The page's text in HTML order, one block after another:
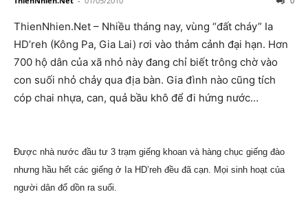
ThienNhien.Net – Nhiều tháng nay, vùng “đất cháy” Ia
HD’reh (Kông Pa, Gia Lai) rơi vào thảm cảnh đại hạn. Hơn
700 hộ dân của xã nhỏ này đang chỉ biết trông chờ vào
con suối nhỏ chảy qua địa bàn. Gia đình nào cũng tích
cóp chai nhựa, can, quả bầu khô để đi hứng nước…
Được nhà nước đầu tư 3 trạm giếng khoan và hàng chục giếng đào
nhưng hầu hết các giếng ở Ia HD’reh đều đã cạn. Mọi sinh hoạt của
người dân đổ dồn ra suối.